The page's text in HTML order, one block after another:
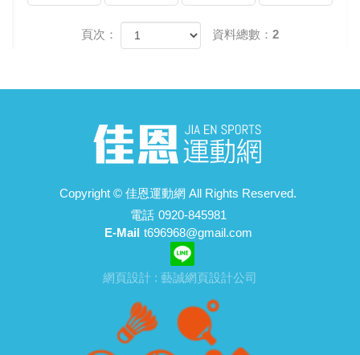
頁次： 資料總數：2
Copyright © 佳恩運動網 All Rights Reserved.
電話 0920-845981
E-Mail t696968@gmail.com
網頁設計 : 藝誠網頁設計公司